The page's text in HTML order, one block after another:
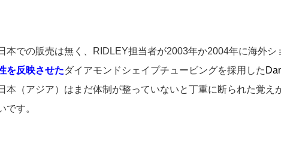
本での販売は無く、RIDLEY担当者が2003年か2004年に海外
を反映させたダイアモンドシェイプチュービングを採用した
本（アジア）はまだ体制が整っていないと丁重に断られた覚
です。